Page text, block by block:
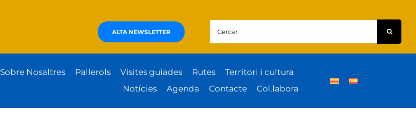
ALTA NEWSLETTER
Cercar:
Sobre Nosaltres Pallerols Visites guiades Rutes
Territori i cultura
Notícies
Agenda Contacte Col.labora